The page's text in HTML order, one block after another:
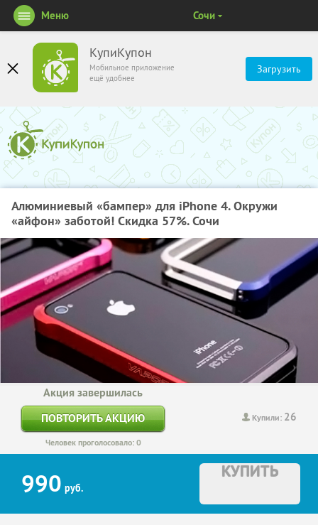
КупиКупон
Мобильное приложение
ещё удобнее
Загрузить
Меню Сочи
Алюминиевый «бампер» для iPhone 4. Окружи
«айфон» заботой! Скидка 57%. Сочи
Купили: 26
Акция завершилась
ПОВТОРИТЬ АКЦИЮ
Человек проголосовало: 0
990 руб.
КУПИТЬ